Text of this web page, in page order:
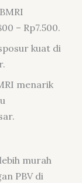
– Rp7.500.
kuat di
menarik
murah
PBV di